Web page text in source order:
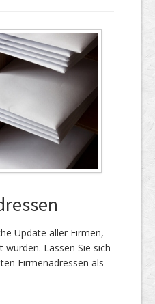
Up­date aller Firmen,
Lassen Sie sich
Firmen­adressen als